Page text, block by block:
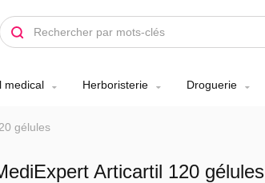
medical Herboristerie Droguerie
gélules
Articartil 120 gélules